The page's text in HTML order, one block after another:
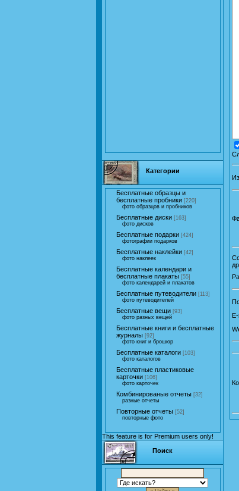
Категории
Бесплатные образцы и
бесплатные пробники [220]
фото образцов и пробников
Бесплатные диски [163]
фото дисков
Бесплатные подарки [424]
фотографии подарков
Бесплатные наклейки [42]
фото наклеек
Бесплатные календари и
бесплатные плакаты [55]
фото календарей и плакатов
Бесплатные путеводители [113]
фото путеводителей
Бесплатные вещи [93]
фото разных вещей
Бесплатные книги и бесплатные
журналы [92]
фото книг и брошюр
Бесплатные каталоги [103]
фото каталогов
Бесплатные пластиковые
карточки [106]
фото карточек
Комбинированые отчеты [32]
разные отчеты
Повторные отчеты [52]
повторные фото
This feature is for Premium users only!
Поиск